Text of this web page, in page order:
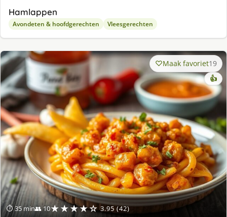
Hamlappen
Avondeten & hoofdgerechten Vleesgerechten
⏱ 35 min👥 10★★★★☆ 3.95 (42)
Maak favoriet19
👍